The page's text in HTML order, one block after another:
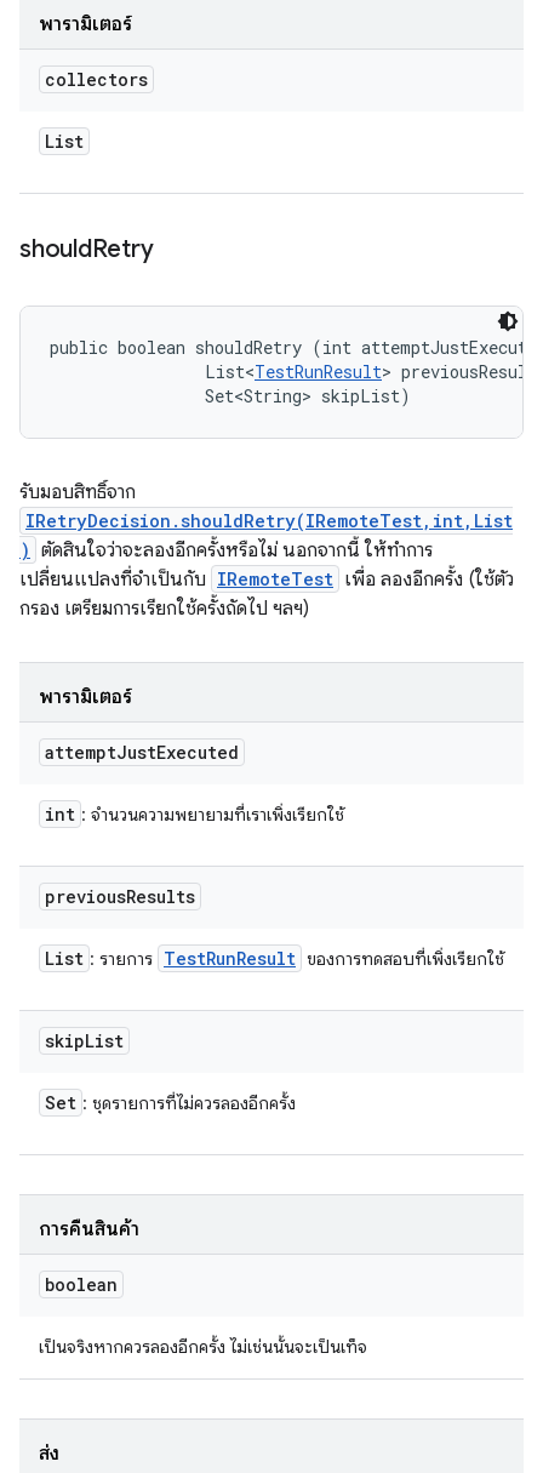
พารามิเตอร์
collectors
List
shouldRetry
public boolean shouldRetry (int
                List<
TestRunResult>
                Set<String> skipList)
รับมอบสิทธิ์จาก
IRetryDecision.shouldRetry(IRemoteTest,int,List
) ตัดสินใจว่าจะลองอีกครั้งหรือไม่ นอกจากนี้ ให้ทำการ
เปลี่ยนแปลงที่จำเป็นกับ IRemoteTest เพื่อ ลองอีกครั้ง (ใช้ตัว
กรอง เตรียมการเรียกใช้ครั้งถัดไป ฯลฯ)
พารามิเตอร์
attemptJustExecuted
int : จำนวนความพยายามที่เราเพิ่งเรียกใช้
previousResults
List : รายการ TestRunResult ของการทดสอบที่เพิ่งเรียกใช้
skipList
Set : ชุดรายการที่ไม่ควรลองอีกครั้ง
การคืนสินค้า
boolean
เป็นจริงหากควรลองอีกครั้ง ไม่เช่นนั้นจะเป็นเท็จ
ส่ง